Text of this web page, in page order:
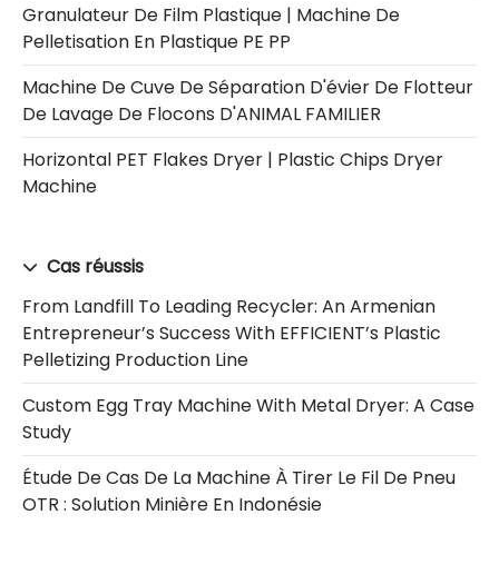
Granulateur De Film Plastique | Machine De
Pelletisation En Plastique PE PP
Machine De Cuve De Séparation D'évier De Flotteur
De Lavage De Flocons D'ANIMAL FAMILIER
Horizontal PET Flakes Dryer | Plastic Chips Dryer
Machine
Cas réussis
From Landfill To Leading Recycler: An Armenian
Entrepreneur’s Success With EFFICIENT’s Plastic
Pelletizing Production Line
Custom Egg Tray Machine With Metal Dryer: A Case
Study
Étude De Cas De La Machine À Tirer Le Fil De Pneu
OTR : Solution Minière En Indonésie